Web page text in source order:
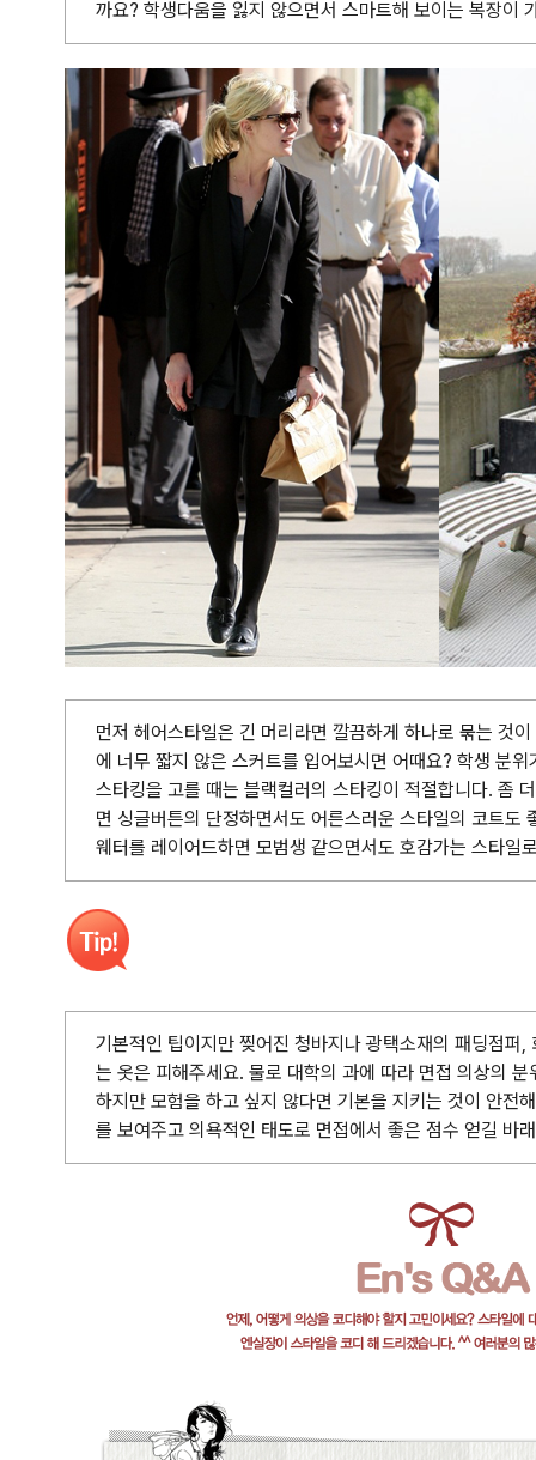
까요? 학생다움을 잃지 않으면서 스마트해 보이는 복장이
먼저 헤어스타일은 긴 머리라면 깔끔하게 하나로 묶는 것
에 너무 짧지 않은 스커트를 입어보시면 어때요? 학생 분
스타킹을 고를 때는 블랙컬러의 스타킹이 적절합니다. 좀
면 싱글버튼의 단정하면서도 어른스러운 스타일의 코트도
웨터를 레이어드하면 모범생 같으면서도 호감가는 스타일
기본적인 팁이지만 찢어진 청바지나 광택소재의 패딩점퍼
는 옷은 피해주세요. 물로 대학의 과에 따라 면접 의상의
하지만 모험을 하고 싶지 않다면 기본을 지키는 것이 안전
를 보여주고 의욕적인 태도로 면접에서 좋은 점수 얻길 바